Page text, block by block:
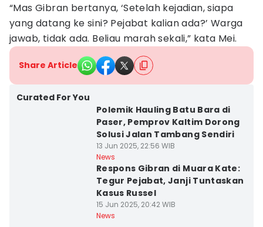
“Mas Gibran bertanya, ‘Setelah kejadian, siapa
yang datang ke sini? Pejabat kalian ada?’ Warga
jawab, tidak ada. Beliau marah sekali,” kata Mei.
Share Article
Curated For You
Polemik Hauling Batu Bara di
Paser, Pemprov Kaltim Dorong
Solusi Jalan Tambang Sendiri
13 Jun 2025, 22:56 WIB
News
Respons Gibran di Muara Kate:
Tegur Pejabat, Janji Tuntaskan
Kasus Russel
15 Jun 2025, 20:42 WIB
News